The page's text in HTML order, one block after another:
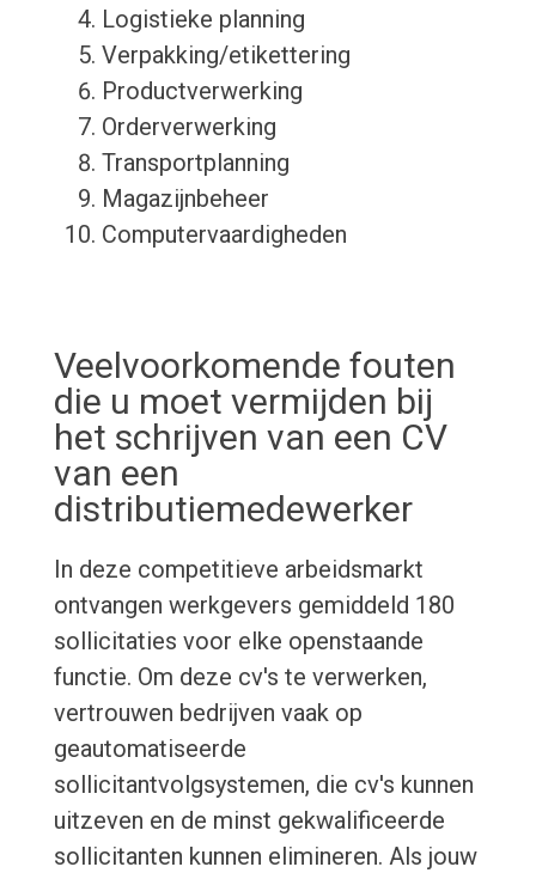
Logistieke planning
Verpakking/etikettering
Productverwerking
Orderverwerking
Transportplanning
Magazijnbeheer
Computervaardigheden
Veelvoorkomende fouten
die u moet vermijden bij
het schrijven van een CV
van een
distributiemedewerker
In deze competitieve arbeidsmarkt
ontvangen werkgevers gemiddeld 180
sollicitaties voor elke openstaande
functie. Om deze cv's te verwerken,
vertrouwen bedrijven vaak op
geautomatiseerde
sollicitantvolgsystemen, die cv's kunnen
uitzeven en de minst gekwalificeerde
sollicitanten kunnen elimineren. Als jouw